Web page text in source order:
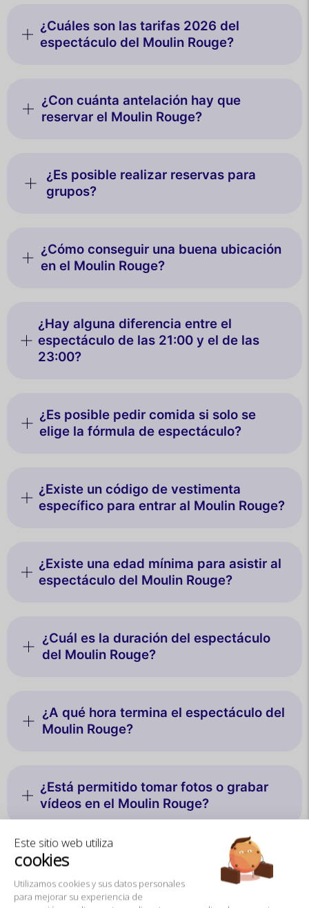
Este sitio web utiliza
cookies
Utilizamos cookies y sus datos personales
para mejorar su experiencia de
¿Cuáles son las tarifas 2026 del
espectáculo del Moulin Rouge?
¿Con cuánta antelación hay que
reservar el Moulin Rouge?
¿Es posible realizar reservas para
grupos?
¿Cómo conseguir una buena ubicación
en el Moulin Rouge?
¿Hay alguna diferencia entre el
espectáculo de las 21:00 y el de las
23:00?
¿Es posible pedir comida si solo se
elige la fórmula de espectáculo?
¿Existe un código de vestimenta
específico para entrar al Moulin Rouge?
¿Existe una edad mínima para asistir al
espectáculo del Moulin Rouge?
¿Cuál es la duración del espectáculo
del Moulin Rouge?
¿A qué hora termina el espectáculo del
Moulin Rouge?
¿Está permitido tomar fotos o grabar
vídeos en el Moulin Rouge?
¿Hay guardarropa en el Moulin Rouge?